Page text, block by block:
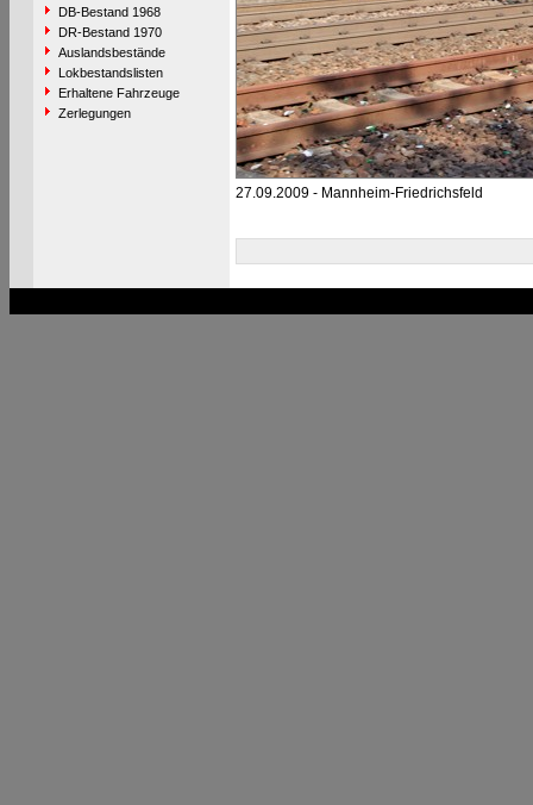
DB-Bestand 1968
DR-Bestand 1970
Auslandsbestände
Lokbestandslisten
Erhaltene Fahrzeuge
Zerlegungen
27.09.2009 - Mannheim-Friedrichsfeld